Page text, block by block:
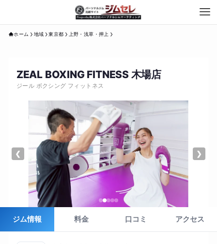
ホーム 地域 東京都 上野・浅草・押上
ZEAL BOXING FITNESS 木場店
ジール ボクシング フィットネス
❮ ❯
ジム情報 料金 口コミ アクセス